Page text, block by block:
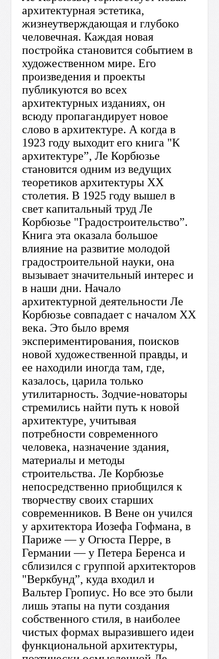
архитектурная эстетика,
жизнеутверждающая и глубоко
человечная. Каждая новая
постройка становится событием в
художественном мире. Его
произведения и проекты
публикуются во всех
архитектурных изданиях, он
всюду пропагандирует новое
слово в архитектуре. А когда в
1923 году выходит его книга "К
архитектуре”, Ле Корбюзье
становится одним из ведущих
теоретиков архитектуры XX
столетия. В 1925 году вышел в
свет капитальный труд Ле
Корбюзье "Градостроительство”.
Книга эта оказала большое
влияние на развитие молодой
градостроительной науки, она
вызывает значительный интерес и
в наши дни. Начало
архитектурной деятельности Ле
Корбюзье совпадает с началом XX
века. Это было время
экспериментирования, поисков
новой художественной правды, и
ее находили иногда там, где,
казалось, царила только
утилитарность. Зодчие-новаторы
стремились найти путь к новой
архитектуре, учитывая
потребности современного
человека, назначение здания,
материалы и методы
строительства. Ле Корбюзье
непосредственно приобщился к
творчеству своих старших
современников. В Вене он учился
у архитектора Иозефа Гофмана, в
Париже — у Огюста Перре, в
Германии — у Петера Беренса и
сблизился с группой архитекторов
"Веркбунд”, куда входил и
Вальтер Гропиус. Но все это были
лишь этапы на пути создания
собственного стиля, в наиболее
чистых формах выразившего идеи
функциональной архитектуры,